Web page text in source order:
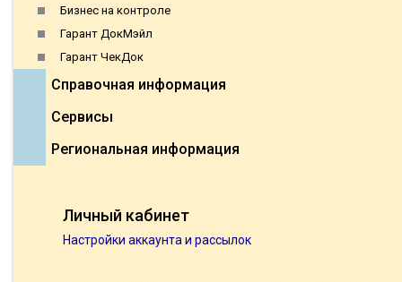
Бизнес на контроле
Гарант ДокМэйл
Гарант ЧекДок
Справочная информация
Сервисы
Региональная информация
Личный кабинет
Настройки аккаунта и рассылок